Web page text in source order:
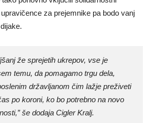
za prejemnike pa bodo vanj
že sprejetih ukrepov, vse je
temu, da pomagamo trgu dela,
državljanom čim lažje preživeti
po koroni, ko bo potrebno na novo
še dodaja Cigler Kralj.